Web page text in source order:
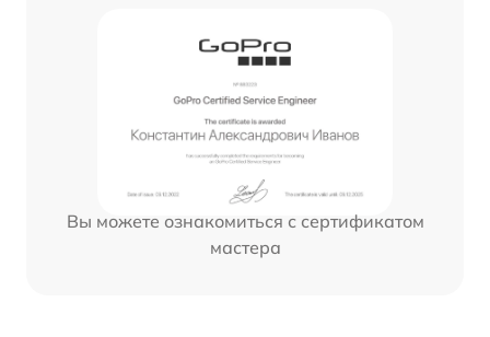
Вы можете ознакомиться с сертификатом
мастера